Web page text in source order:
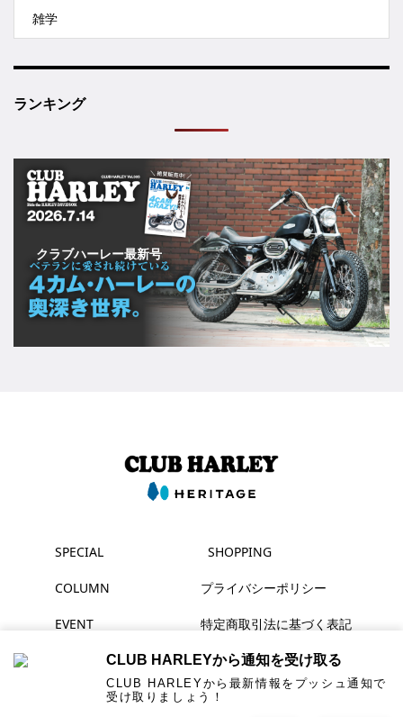
雑学
ランキング
クラブハーレー最新号
▶ YouTube
SPECIAL
COLUMN
EVENT
MAGAZINE
SHOPPING
プライバシーポリシー
特定商取引法に基づく表記
CLUB HARLEYから通知を受け取る
CLUB HARLEYから最新情報をプッシュ通知で
受け取りましょう！